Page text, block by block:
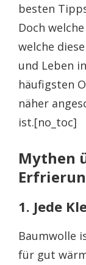
besten
Doch
welche
und Leben
häufigsten
näher
ist.[no_toc]
Mythen
1. Jede
Baumwolle
für gut